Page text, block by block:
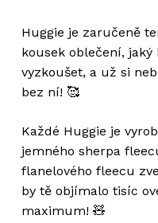
Huggie je zaručeně
kousek oblečení,
vyzkoušet, a už si
bez ní! 🥰
Každé Huggie je
jemného sherpa
flanelového fleecu
by tě objímalo tisíc
maximum! 🧸